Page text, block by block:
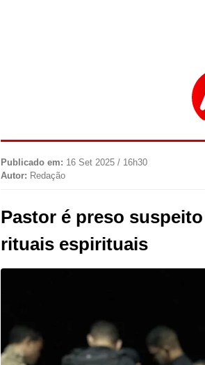
Publicado em: 16 Set 2025 / 16h30
Autor: Redação
Pastor é preso
rituais espirituais